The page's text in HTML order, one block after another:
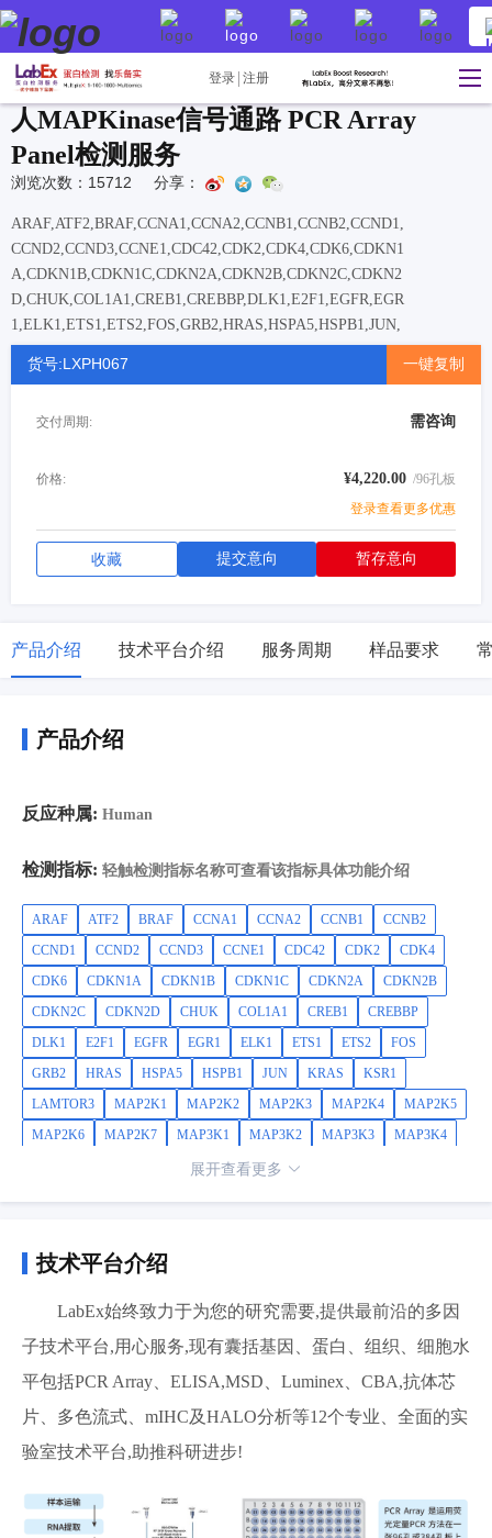
登录 注册
人MAPKinase信号通路 PCR Array
Panel检测服务
浏览次数：15712 分享：
ARAF,ATF2,BRAF,CCNA1,CCNA2,CCNB1,CCNB2,CCND1,
CCND2,CCND3,CCNE1,CDC42,CDK2,CDK4,CDK6,CDKN1
A,CDKN1B,CDKN1C,CDKN2A,CDKN2B,CDKN2C,CDKN2
D,CHUK,COL1A1,CREB1,CREBBP,DLK1,E2F1,EGFR,EGR
1,ELK1,ETS1,ETS2,FOS,GRB2,HRAS,HSPA5,HSPB1,JUN,
KRAS,KSR1,LAMTOR3,MAP2K1,MAP2K2,MAP2K3,MAP2
K4,MAP2K5,MAP2K6,MAP2K7,MAP3K1,MAP3K2,MAP3K
MAPK13,MAPK14,MAPK3,MAPK6,MAPK7,MAPK8,MAPK
K1,MOS,MST1,MYC,NFATC4,NRAS,PAK1,PRDX6,RAC1,R
货号:LXPH067 一键复制
交付周期: 需咨询
价格: ¥4,220.00 /96孔板
登录查看更多优惠
收藏 提交意向 暂存意向
产品介绍 技术平台介绍 服务周期 样品要求
产品介绍
反应种属: Human
检测指标: 轻触检测指标名称可查看该指标具体功能介绍
ARAF ATF2 BRAF CCNA1 CCNA2 CCNB1
CCNB2
CCND1
CCND2 CCND3 CCNE1 CDC42 CDK2
CDK4
CDK6
CDKN1A CDKN1B CDKN1C CDKN2A
CDKN2B
CDKN2C
CDKN2D CHUK COL1A1 CREB1
CREBBP
DLK1
E2F1 EGFR EGR1 ELK1 ETS1 ETS2
FOS
GRB2
HRAS HSPA5 HSPB1 JUN KRAS
KSR1
LAMTOR3
MAP2K1 MAP2K2 MAP2K3 MAP2K4
MAP2K5
MAP2K6
MAP2K7 MAP3K1 MAP3K2 MAP3K3
MAP3K4
MAPK10 MAPK11
MOS
MST1 MYC
展开查看更多
技术平台介绍
LabEx始终致力于为您的研究需要,提供最前沿的多因
子技术平台,用心服务,现有囊括基因、蛋白、组织、细胞水
平包括PCR Array、ELISA,MSD、Luminex、CBA,抗体芯
片、多色流式、mIHC及HALO分析等12个专业、全面的实
验室技术平台,助推科研进步!